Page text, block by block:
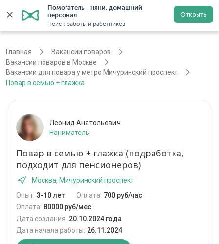
Помогатель - няни, домашний
персонал
Поиск работы и работников
Открыть
Регистрация
Главная
Вакансии поваров
Вакансии поваров в Москве
Вакансии для повара у метро Мичуринский проспект
Повар в семью + глажка
Леонид Анатольевич
Наниматель
Повар в семью + глажка (подработка,
подходит для пенсионеров)
Москва, Мичуринский проспект
Опыт: 3-10 лет Оплата: 700 руб/час
Оплата: 80000 руб/мес
Дата создания: 20.10.2024 года
Дата начала работы: 26.11.2024